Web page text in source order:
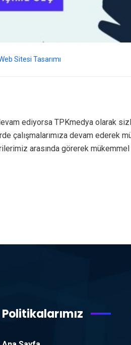
Sitesi Tasarımı
ediyorsa TPKmedya olarak
çalışmalarımıza devam
arasında görerek
Politikalarımız